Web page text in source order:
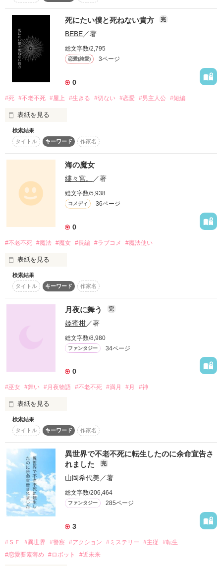
そんな約束を交わした……
2021/4/3～2021/4/16
死にたい僕と死ねない貴方 完
BEBE／著
総文字数/2,795
恋愛(純愛) 3ページ
0
#死 #不老不死 #屋上 #生きる #切ない #恋愛 #男主人公 #短編
表紙を見る
こんにちは☀︎こんばんは☽︎‪︎
BEBE(べべ)と申します。
この度は「死にたい僕と死ねない貴方」を
覗いて頂きありがとうございます。
不慣れな部分も多いですが、
温かい目で見ていただけるとありがたいです！
最後まで読んでくださると、
嬉しくなります☁︎︎*°
〈よかったら他の作品も読んで行ってください！〉
作品を読む
検索結果
タイトル
キーワード 作家名
海の魔女
縷々宮。 ／著
総文字数/5,938
コメディ 36ページ
0
#不老不死 #魔法 #魔女 #長編 #ラブコメ #魔法使い
表紙を見る
昔、あるところに
海岸沿いに住む、
変わった魔女がいました。
町の人々はその魔女を
「海の魔女」と呼びました。
作品を読む
検索結果
タイトル
キーワード 作家名
月夜に舞う 完
姫蜜柑／著
総文字数/8,980
ファンタジー 34ページ
0
#巫女 #舞い #月夜物語 #不老不死 #満月 #月 #神
表紙を見る
今宵は満月
何千年も昔から続いた神舞を舞おう
これは、穢れた神と忌み嫌われた一人の神と
神舞を舞う巫女の恋物語・・・
＊+＊+＊+＊+*+＊+＊+＊+＊＋
検索結果
タイトル
キーワード 作家名
異世界で不老不死に転生したのに余命宣告さ
れました
完
山岡希代美／著
総文字数/206,464
ファンタジー 285ページ
3
#ＳＦ #異世界 #警察 #アクション #ミステリー #主従
#転生
#恋愛要素薄め
#ロボット #近未来